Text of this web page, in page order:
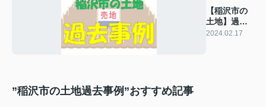
【稲沢市の
土地】過去
の販売事例
2024.02.17
”稲沢市の土地過去事例”おすすめ記事